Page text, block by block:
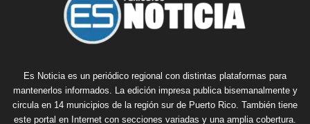
Es Noticia es un periódico regional con distintas plataformas para
mantenerlos informados. La edición impresa publica bisemanalmente y
circula en 14 municipios de la región sur de Puerto Rico. También tiene
este portal en Internet con secciones variadas y una amplia cobertura.